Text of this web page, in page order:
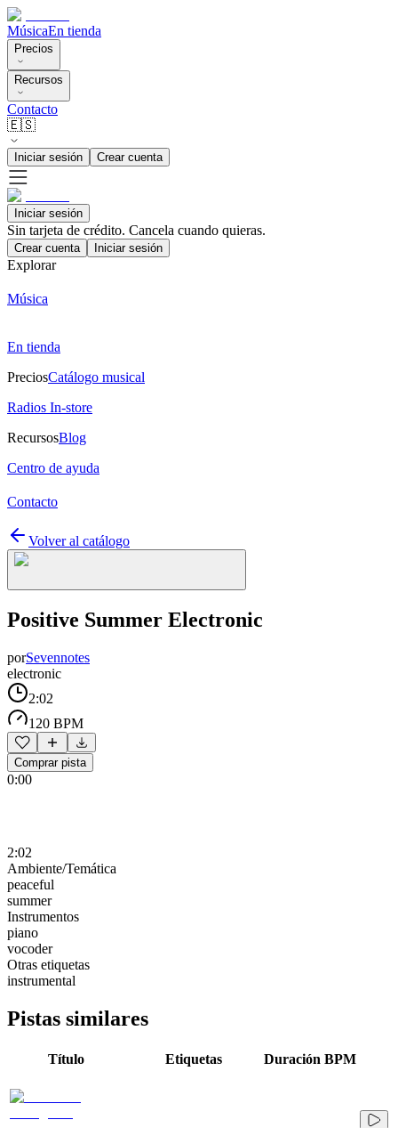
MúsicaEn tienda
Precios
Recursos
Contacto
🇪🇸
Iniciar sesión Crear cuenta
Iniciar sesión
Sin tarjeta de crédito. Cancela cuando quieras.
Crear cuenta Iniciar sesión
Explorar
Música
En tienda
PreciosCatálogo musical
Radios In-store
RecursosBlog
Centro de ayuda
Contacto
Volver al catálogo
Positive Summer Electronic
porSevennotes
electronic
2:02
120 BPM
Comprar pista
0:00
2:02
Ambiente/Temática
peaceful
summer
Instrumentos
piano
vocoder
Otras etiquetas
instrumental
Pistas similares
Título Etiquetas Duración BPM